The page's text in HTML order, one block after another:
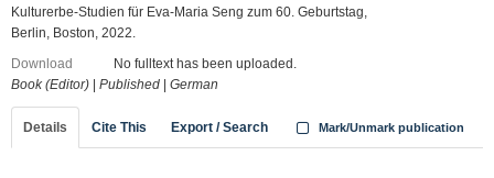
Kulturerbe-Studien für Eva-Maria Seng zum 60. Geburtstag,
Berlin, Boston, 2022.
Download
No fulltext has been uploaded.
Book (Editor)
Published German
Details Cite This Export / Search Mark/Unmark publication